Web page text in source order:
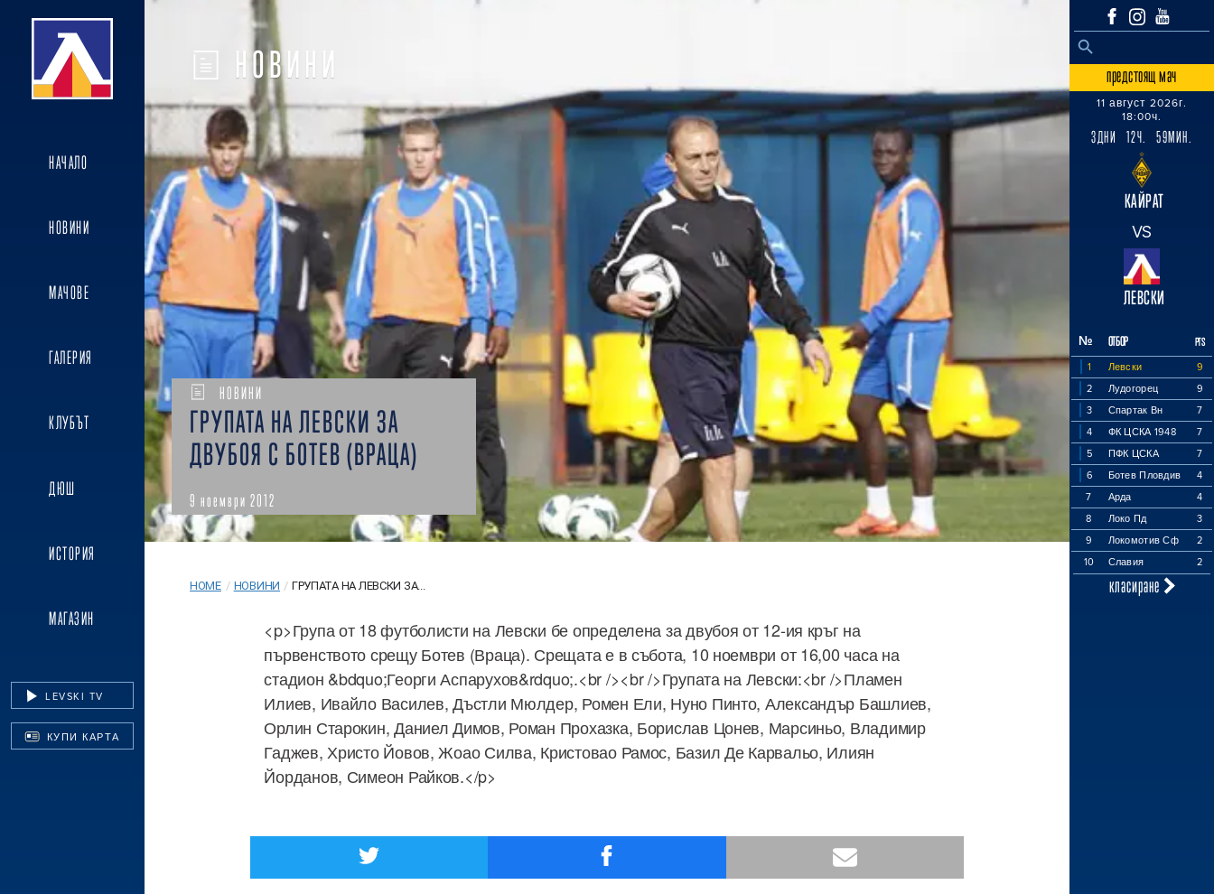
НАЧАЛО
НОВИНИ
МАЧОВЕ
ГАЛЕРИЯ
КЛУБЪТ
ДЮШ
ИСТОРИЯ
МАГАЗИН
LEVSKI TV
КУПИ КАРТА
Search
SEARCH BUTTON
предстоящ мач
11 август 2026г.
18:00ч.
3ДНИ 12Ч. 59МИН.
КАЙРАТ
VS
ЛЕВСКИ
№ ОТБОР PTS
1 Левски
9
2
Лудогорец
9
3
Спартак Вн
7
4
ФК ЦСКА 1948
7
5
ПФК ЦСКА
7
6
Ботев Пловдив
4
7
Арда
4
8
Локо Пд
3
9
Локомотив Сф
2
10
Славия 2
класиране
НОВИНИ
НОВИНИ
ГРУПАТА НА ЛЕВСКИ ЗА
ДВУБОЯ С БОТЕВ (ВРАЦА)
9 ноември 2012
HOME / НОВИНИ / ГРУПАТА НА ЛЕВСКИ ЗА...
<p>Група от 18 футболисти на Левски бе определена за двубоя от 12-ия кръг на
първенството срещу Ботев (Враца). Срещата е в събота, 10 ноември от 16,00 часа на
стадион &bdquo;Георги Аспарухов&rdquo;.<br /><br />Групата на Левски:<br />Пламен
Илиев, Ивайло Василев, Дъстли Мюлдер, Ромен Ели, Нуно Пинто, Александър Башлиев,
Орлин Старокин, Даниел Димов, Роман Прохазка, Борислав Цонев, Марсиньо, Владимир
Гаджев, Христо Йовов, Жоао Силва, Кристовао Рамос, Базил Де Карвальо, Илиян
Йорданов, Симеон Райков.</p>